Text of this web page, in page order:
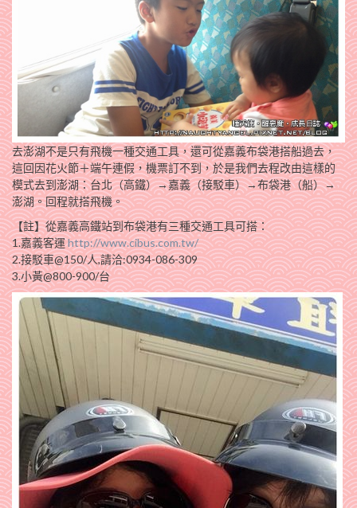
去澎湖不是只有飛機一種交通工具，還可從嘉義布袋港搭船過去，
這回因花火節＋端午連假，機票訂不到，於是我們去程改由這樣的
模式去到澎湖：台北（高鐵）→嘉義（接駁車）→布袋港（船）→
澎湖。回程就搭飛機。
【註】從嘉義高鐵站到布袋港有三種交通工具可搭：
1.嘉義客運http://www.cibus.com.tw/
2.接駁車@150/人,請洽:0934-086-309
3.小黃@800-900/台